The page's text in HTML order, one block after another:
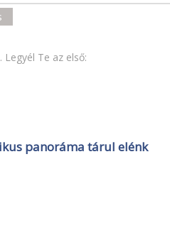
Te az első:
panoráma tárul elénk